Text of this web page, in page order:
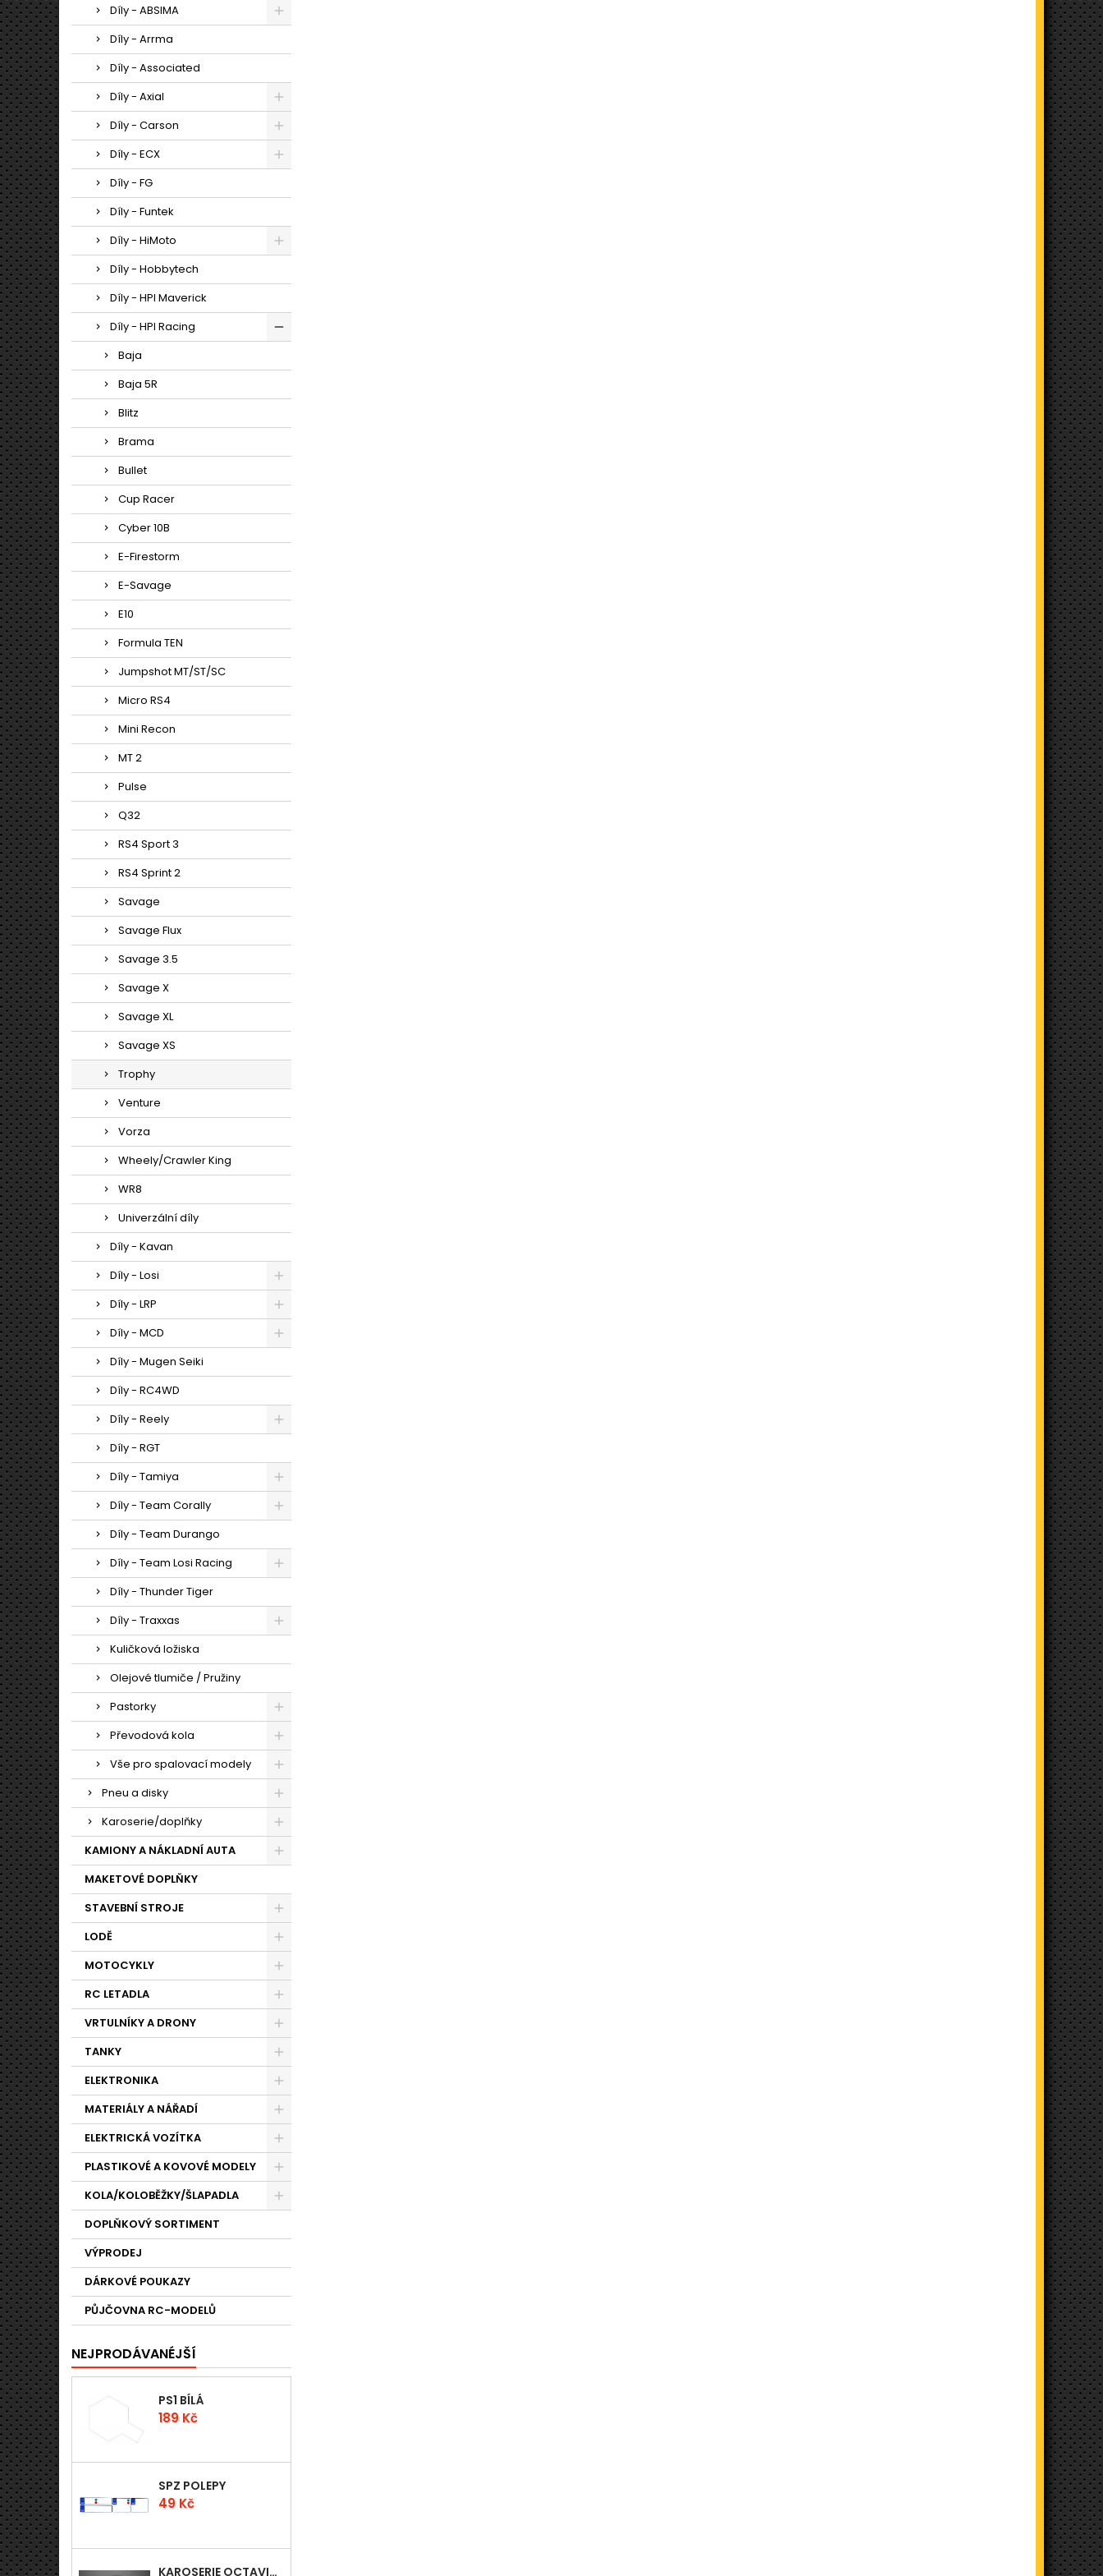
Díly - ABSIMA
Díly - Arrma
Díly - Associated
Díly - Axial
Díly - Carson
Díly - ECX
Díly - FG
Díly - Funtek
Díly - HiMoto
Díly - Hobbytech
Díly - HPI Maverick
Díly - HPI Racing
Baja
Baja 5R
Blitz
Brama
Bullet
Cup Racer
Cyber 10B
E-Firestorm
E-Savage
E10
Formula TEN
Jumpshot MT/ST/SC
Micro RS4
Mini Recon
MT 2
Pulse
Q32
RS4 Sport 3
RS4 Sprint 2
Savage
Savage Flux
Savage 3.5
Savage X
Savage XL
Savage XS
Trophy
Venture
Vorza
Wheely/Crawler King
WR8
Univerzální díly
Díly - Kavan
Díly - Losi
Díly - LRP
Díly - MCD
Díly - Mugen Seiki
Díly - RC4WD
Díly - Reely
Díly - RGT
Díly - Tamiya
Díly - Team Corally
Díly - Team Durango
Díly - Team Losi Racing
Díly - Thunder Tiger
Díly - Traxxas
Kuličková ložiska
Olejové tlumiče / Pružiny
Pastorky
Převodová kola
Vše pro spalovací modely
Pneu a disky
Karoserie/doplňky
KAMIONY A NÁKLADNÍ AUTA
MAKETOVÉ DOPLŇKY
STAVEBNÍ STROJE
LODĚ
MOTOCYKLY
RC LETADLA
VRTULNÍKY A DRONY
TANKY
ELEKTRONIKA
MATERIÁLY A NÁŘADÍ
ELEKTRICKÁ VOZÍTKA
PLASTIKOVÉ A KOVOVÉ MODELY
KOLA/KOLOBĚŽKY/ŠLAPADLA
DOPLŇKOVÝ SORTIMENT
VÝPRODEJ
DÁRKOVÉ POUKAZY
PŮJČOVNA RC-MODELŮ
NEJPRODÁVANÉJŠÍ
PS1 BÍLÁ
Cena
189 Kč
SPZ POLEPY
Cena
49 Kč
KAROSERIE OCTAVIA WRC